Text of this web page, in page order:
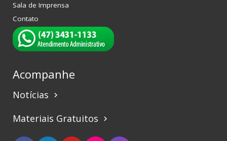
Sala de Imprensa
Contato
Acompanhe
Notícias keyboard_arrow_right
Materiais Gratuitos keyboard_arrow_right